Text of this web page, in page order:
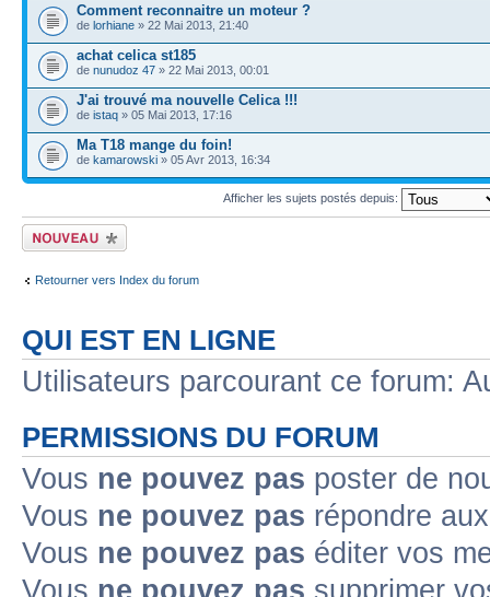
Comment reconnaitre un moteur ?
de lorhiane » 22 Mai 2013, 21:40
achat celica st185
de nunudoz 47 » 22 Mai 2013, 00:01
J'ai trouvé ma nouvelle Celica !!!
de istaq » 05 Mai 2013, 17:16
Ma T18 mange du foin!
de kamarowski » 05 Avr 2013, 16:34
Afficher les sujets postés depuis:
Ecrire un nouveau
sujet
Retourner vers Index du forum
QUI EST EN LIGNE
Utilisateurs parcourant ce forum:
PERMISSIONS DU FORUM
Vous ne pouvez pas poster de
Vous ne pouvez pas répondre
Vous ne pouvez pas éditer vos
Vous ne pouvez pas supprimer